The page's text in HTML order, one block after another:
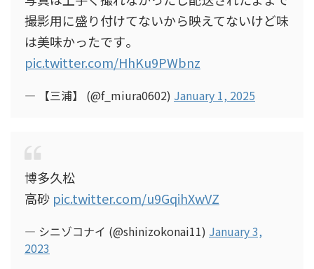
撮影用に盛り付けてないから映えてないけど味
は美味かったです｡
pic.twitter.com/HhKu9PWbnz
— 【三浦】 (@f_miura0602) January 1, 2025
博多久松
高砂 pic.twitter.com/u9GqihXwVZ
— シニゾコナイ (@shinizokonai11) January 3,
2023